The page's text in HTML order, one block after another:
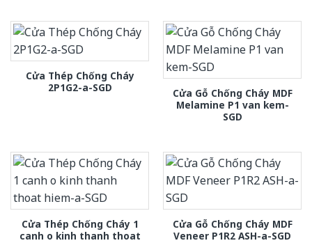
Cửa Thép Chống Cháy
2P1G2-a-SGD
Cửa Gỗ Chống Cháy MDF
Melamine P1 van kem-
SGD
Cửa Thép Chống Cháy 1
canh o kinh thanh thoat
Cửa Gỗ Chống Cháy MDF
Veneer P1R2 ASH-a-SGD